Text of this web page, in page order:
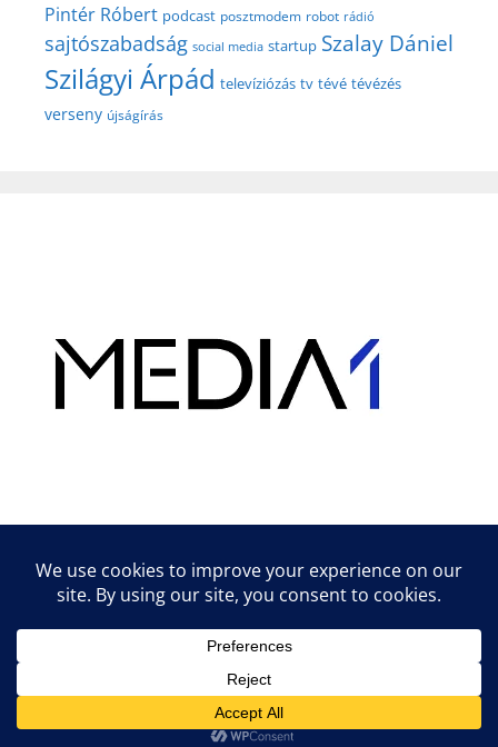
Pintér Róbert podcast posztmodem robot rádió
sajtószabadság social media startup Szalay Dániel
Szilágyi Árpád televíziózás tv tévé tévézés
verseny újságírás
Lifestyle tippek & trükkök
© 2026 vipcast.hu powered by Media1• Készült
GeneratePress